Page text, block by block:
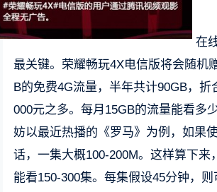
在
最关键。荣耀畅玩4X电信版将会随机
B的免费4G流量，半年共计90GB，折
000元之多。每月15GB的流量能看多
妨以最近热播的《罗马》为例，如果
话，一集大概100-200M。这样算下来
能看150-300集。每集假设45分钟，